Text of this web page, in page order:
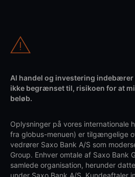
Al handel og investering
ikke begrænset til, risikoen for at
beløb.
Oplysninger på vores internationale
fra globus-menuen) er tilgængelige
vedrører Saxo Bank A/S som
Group. Enhver omtale af Saxo Bank
samlede organisation, herunder